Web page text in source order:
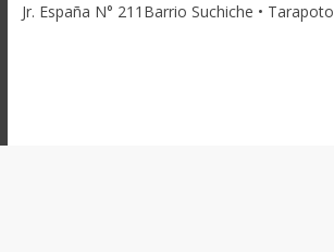
Jr. España N° 211Barrio Suchiche • Tarapoto